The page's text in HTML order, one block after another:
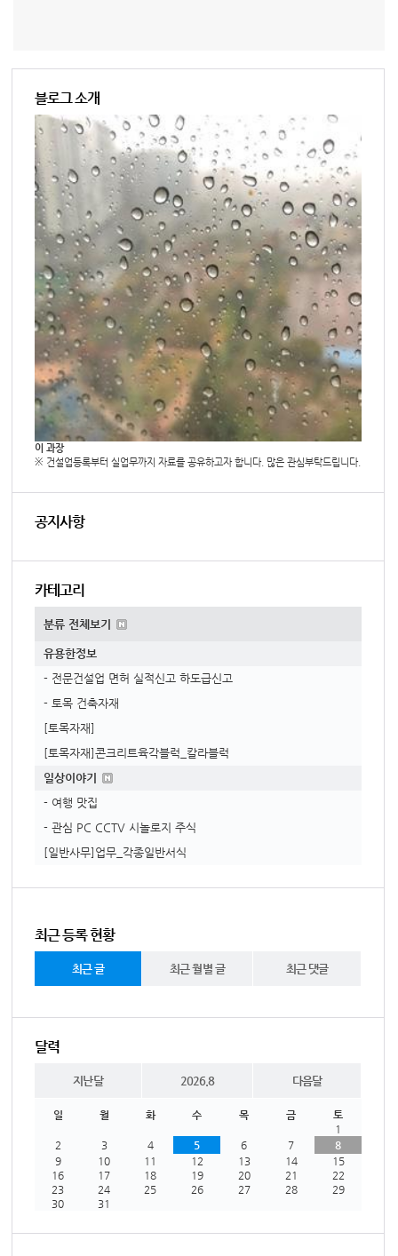
블로그 소개
이 과장
※ 건설업등록부터 실업무까지 자료를 공유하고자 합니다. 많은 관심부탁드립니다.
공지사항
카테고리
분류 전체보기
유용한정보
- 전문건설업 면허 실적신고 하도급신고
- 토목 건축자재
[토목자재]
[토목자재]콘크리트육각블럭_칼라블럭
일상이야기
- 여행 맛집
- 관심 PC CCTV 시놀로지 주식
[일반사무]업무_각종일반서식
최근 등록 현황
최근 글 최근 월별 글 최근 댓글
달력
지난달 2026.8 다음달
일 월 화 수 목 금
토
1
2
3 4 5 6 7
8
9
10 11 12 13 14
15
16
17 18 19 20 21
22
23
24 25 26 27 28
29
30
31